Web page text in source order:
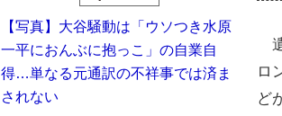
【写真】大谷騒動は「ウソつき水原
一平におんぶに抱っこ」の自業自
得…単なる元通訳の不祥事では済ま
されない
ロ
ど